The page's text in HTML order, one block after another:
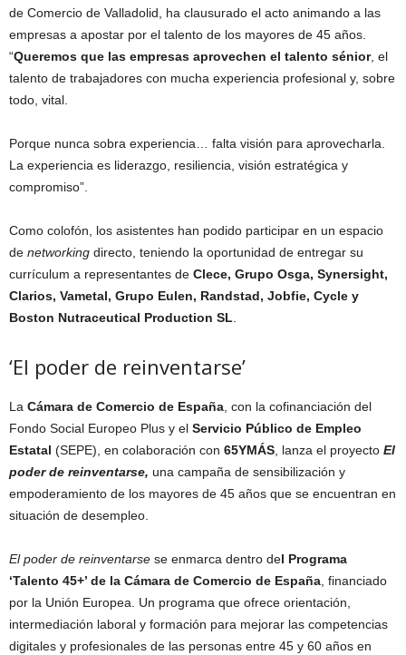
de Comercio de Valladolid, ha clausurado el acto animando a las
empresas a apostar por el talento de los mayores de 45 años.
“Queremos que las empresas aprovechen el talento sénior, el
talento de trabajadores con mucha experiencia profesional y, sobre
todo, vital.
Porque nunca sobra experiencia… falta visión para aprovecharla.
La experiencia es liderazgo, resiliencia, visión estratégica y
compromiso”.
Como colofón, los asistentes han podido participar en un espacio
de networking directo, teniendo la oportunidad de entregar su
currículum a representantes de Clece, Grupo Osga, Synersight,
Clarios, Vametal, Grupo Eulen, Randstad, Jobfie, Cycle y
Boston Nutraceutical Production SL.
‘El poder de reinventarse’
La Cámara de Comercio de España, con la cofinanciación del
Fondo Social Europeo Plus y el Servicio Público de Empleo
Estatal (SEPE), en colaboración con 65YMÁS, lanza el proyecto El
poder de reinventarse, una campaña de sensibilización y
empoderamiento de los mayores de 45 años que se encuentran en
situación de desempleo.
El poder de reinventarse se enmarca dentro del Programa
‘Talento 45+’ de la Cámara de Comercio de España, financiado
por la Unión Europea. Un programa que ofrece orientación,
intermediación laboral y formación para mejorar las competencias
digitales y profesionales de las personas entre 45 y 60 años en